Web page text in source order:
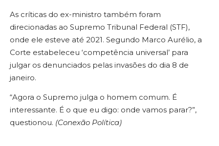
As críticas do ex-ministro também foram
direcionadas ao Supremo Tribunal Federal (STF),
onde ele esteve até 2021. Segundo Marco Aurélio, a
Corte estabeleceu ‘competência universal’ para
julgar os denunciados pelas invasões do dia 8 de
janeiro.
“Agora o Supremo julga o homem comum. É
interessante. É o que eu digo: onde vamos parar?”,
questionou. (Conexão Política)